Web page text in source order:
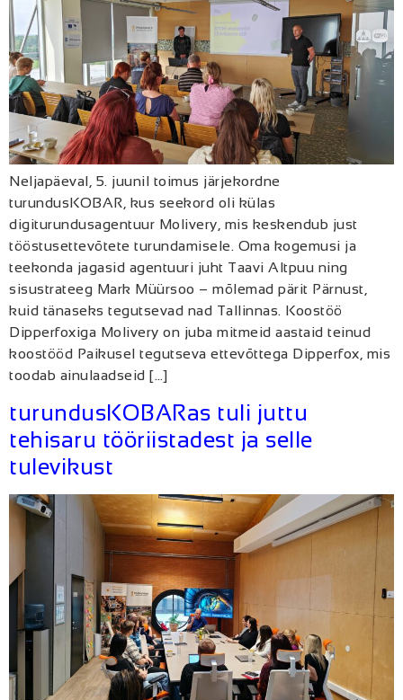
Neljapäeval, 5. juunil toimus järjekordne
turundusKOBAR, kus seekord oli külas
digiturundusagentuur Molivery, mis keskendub just
tööstusettevõtete turundamisele. Oma kogemusi ja
teekonda jagasid agentuuri juht Taavi Altpuu ning
sisustrateeg Mark Müürsoo – mõlemad pärit Pärnust,
kuid tänaseks tegutsevad nad Tallinnas. Koostöö
Dipperfoxiga Molivery on juba mitmeid aastaid teinud
koostööd Paikusel tegutseva ettevõttega Dipperfox, mis
toodab ainulaadseid […]
turundusKOBARas tuli juttu
tehisaru tööriistadest ja selle
tulevikust